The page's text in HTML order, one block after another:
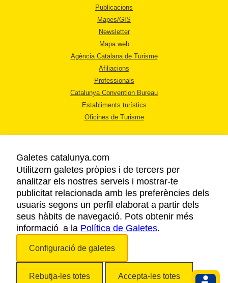
Publicacions
Mapes/GIS
Newsletter
Mapa web
Agència Catalana de Turisme
Afiliacions
Professionals
Catalunya Convention Bureau
Establiments turístics
Oficines de Turisme
AVÍS LEGAL
POLÍTICA DE PRIVACITAT
COOKIES
ACCESSIBILITAT
Galetes catalunya.com
Utilitzem galetes pròpies i de tercers per
analitzar els nostres serveis i mostrar-te
publicitat relacionada amb les preferències dels
usuaris segons un perfil elaborat a partir dels
seus hàbits de navegació. Pots obtenir més
informació a la Política de Galetes.
Configuració de galetes
Rebutja-les totes Accepta-les totes